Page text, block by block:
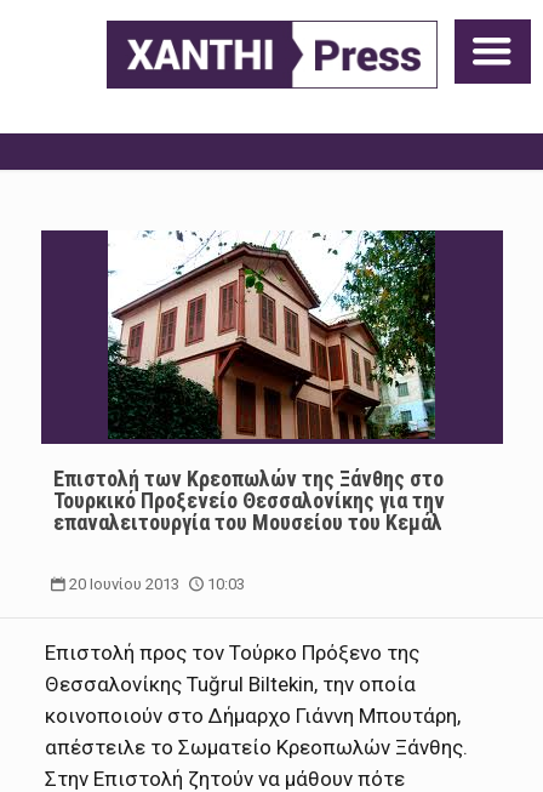
Επιστολή των Κρεοπωλών της Ξάνθης στο
Τουρκικό Προξενείο Θεσσαλονίκης για την
επαναλειτουργία του Μουσείου του Κεμάλ
20 Ιουνίου 2013 10:03
Επιστολή προς τον Τούρκο Πρόξενο της
Θεσσαλονίκης Tuğrul Biltekin, την οποία
κοινοποιούν στο Δήμαρχο Γιάννη Μπουτάρη,
απέστειλε το Σωματείο Κρεοπωλών Ξάνθης.
Στην Επιστολή ζητούν να μάθουν πότε